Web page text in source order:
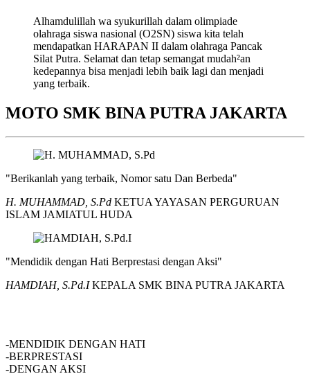
Alhamdulillah wa syukurillah dalam olimpiade
olahraga siswa nasional (O2SN) siswa kita telah
mendapatkan HARAPAN II dalam olahraga Pancak
Silat Putra. Selamat dan tetap semangat mudah²an
kedepannya bisa menjadi lebih baik lagi dan menjadi
yang terbaik.
MOTO SMK BINA PUTRA JAKARTA
"Berikanlah yang terbaik, Nomor satu Dan Berbeda"
H. MUHAMMAD, S.Pd KETUA YAYASAN PERGURUAN
ISLAM JAMIATUL HUDA
"Mendidik dengan Hati Berprestasi dengan Aksi"
HAMDIAH, S.Pd.IKEPALA SMK BINA PUTRA JAKARTA
-MENDIDIK DENGAN HATI
-BERPRESTASI
-DENGAN AKSI